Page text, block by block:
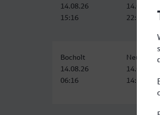
14.08.26
15:16
14.08.26
22:51
Bocholt
14.08.26
06:16
14.08.26
14:59